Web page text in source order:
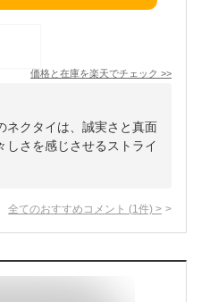
価格と在庫を楽天でチェック >>
ネクタイは、誠実さと真面
しさを感じさせるストライ
全てのおすすめコメント (1 件) >